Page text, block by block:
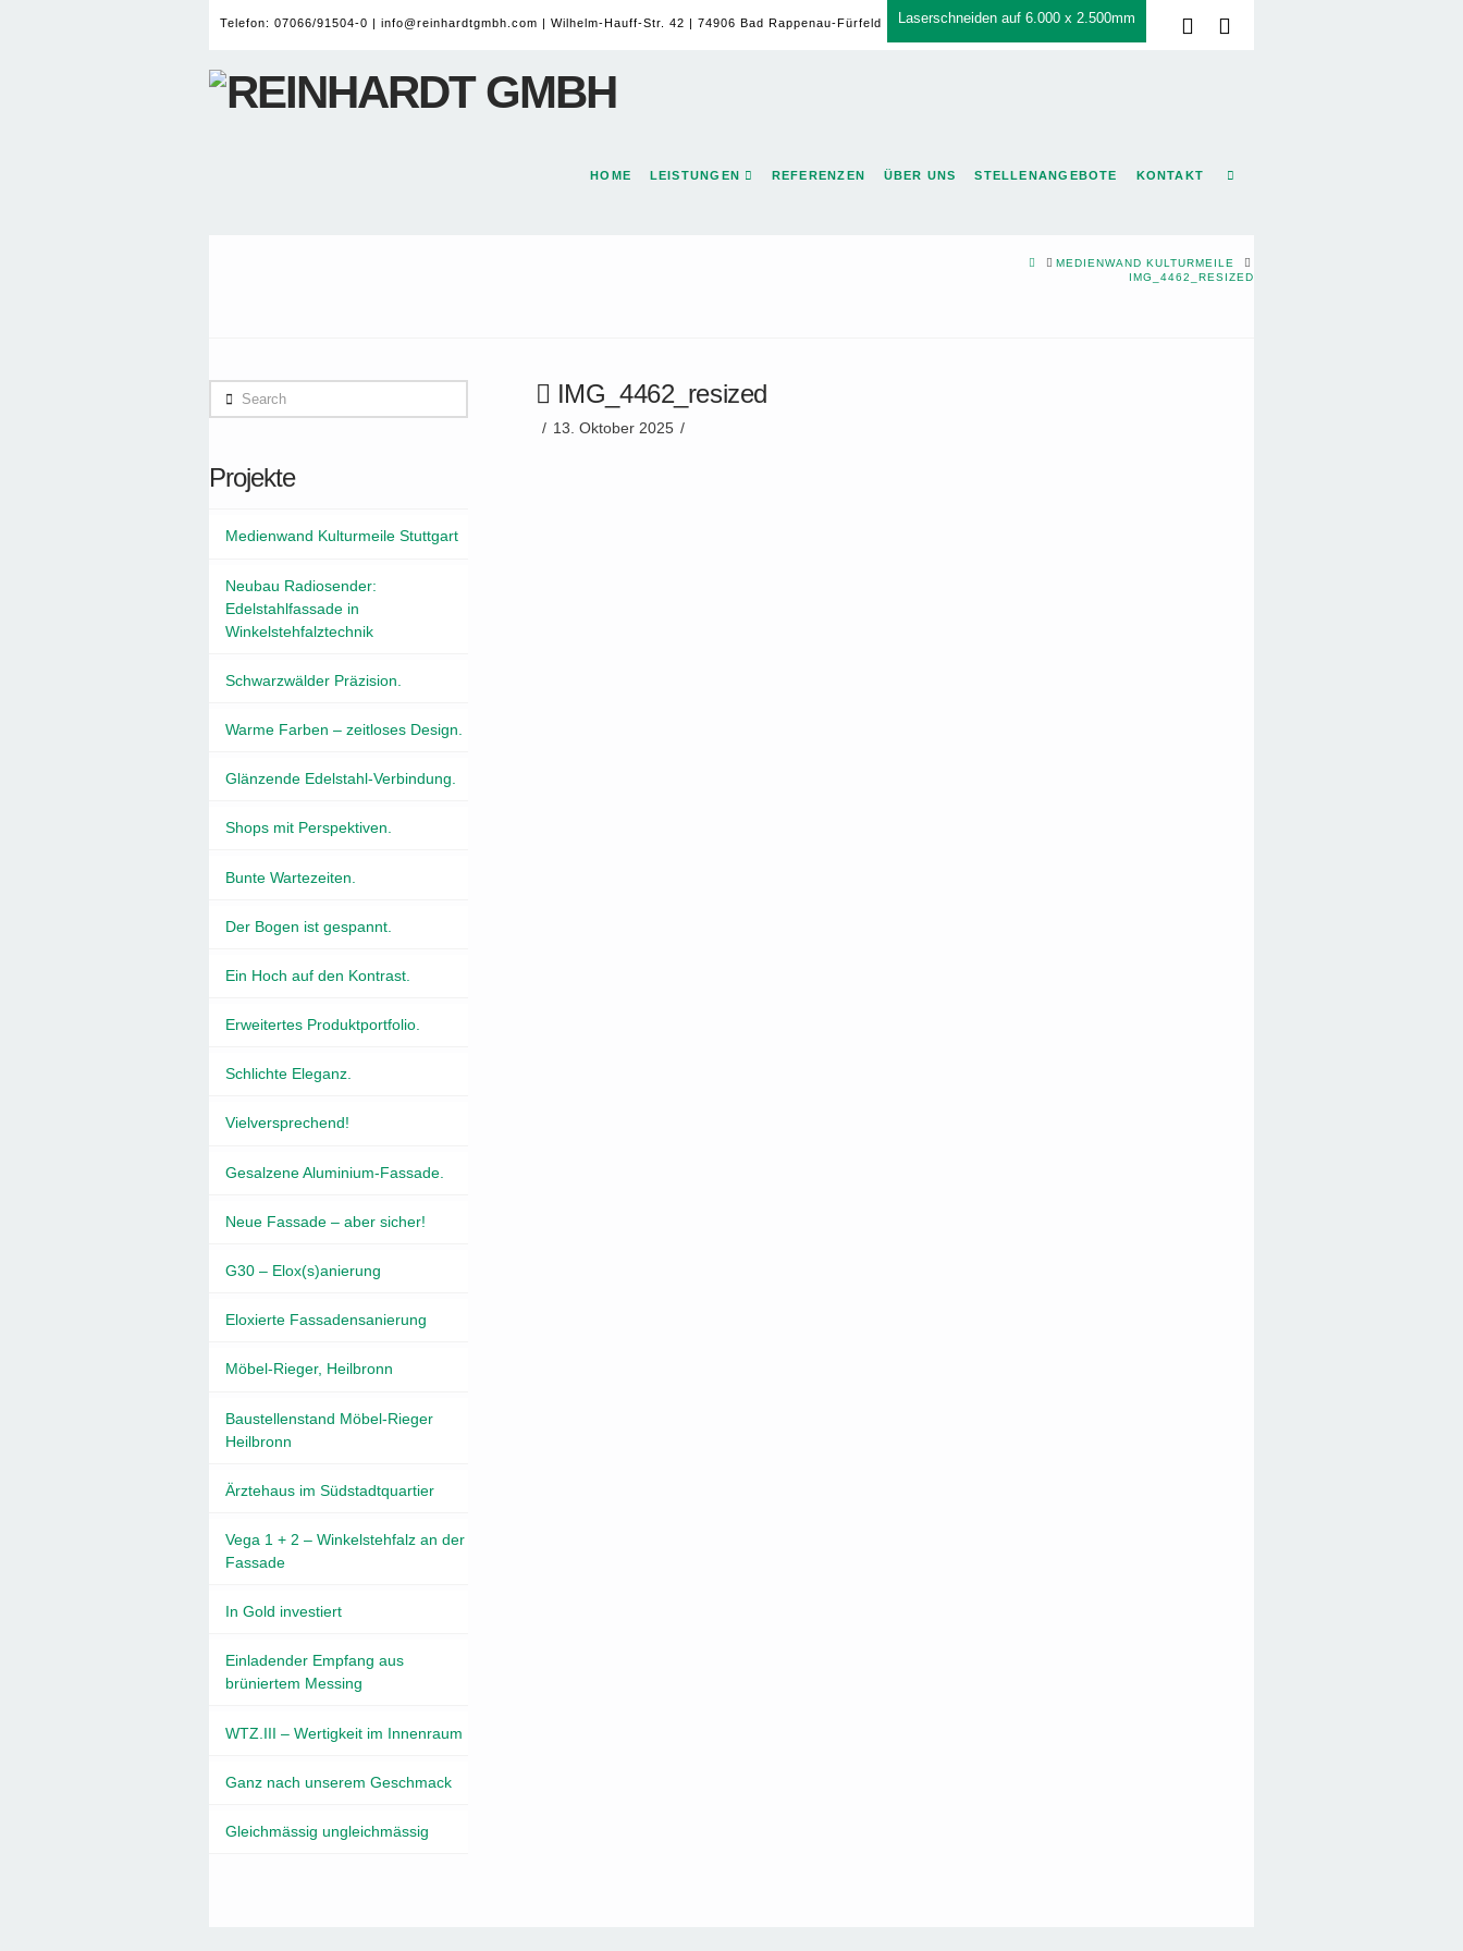
Telefon: 07066/91504-0 | info@reinhardtgmbh.com | Wilhelm-Hauff-Str. 42 | 74906 Bad Rappenau-Fürfeld Laserschneiden auf 6.000 x 2.500mm
HOME LEISTUNGEN REFERENZEN ÜBER UNS STELLENANGEBOTE KONTAKT
HOMEMEDIENWAND KULTURMEILE
IMG_4462_RESIZED
IMG_4462_resized
13. Oktober 2025
Search
Projekte
Medienwand Kulturmeile Stuttgart
Neubau Radiosender:
Edelstahlfassade in
Winkelstehfalztechnik
Schwarzwälder Präzision.
Warme Farben – zeitloses Design.
Glänzende Edelstahl-Verbindung.
Shops mit Perspektiven.
Bunte Wartezeiten.
Der Bogen ist gespannt.
Ein Hoch auf den Kontrast.
Erweitertes Produktportfolio.
Schlichte Eleganz.
Vielversprechend!
Gesalzene Aluminium-Fassade.
Neue Fassade – aber sicher!
G30 – Elox(s)anierung
Eloxierte Fassadensanierung
Möbel-Rieger, Heilbronn
Baustellenstand Möbel-Rieger
Heilbronn
Ärztehaus im Südstadtquartier
Vega 1 + 2 – Winkelstehfalz an der
Fassade
In Gold investiert
Einladender Empfang aus
brüniertem Messing
WTZ.III – Wertigkeit im Innenraum
Ganz nach unserem Geschmack
Gleichmässig ungleichmässig